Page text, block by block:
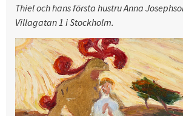
Thiel och hans första hustru Anna
Villagatan 1 i Stockholm.